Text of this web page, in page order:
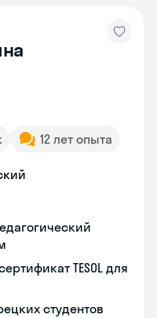
12 лет опыта
TESOL для
студентов